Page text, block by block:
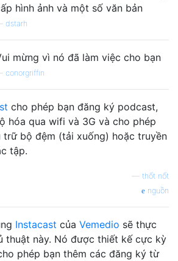
hình ảnh và một số văn bản
dstarh
mừng vì nó đã làm việc cho bạn
conorgriffin
cho phép bạn đăng ký podcast,
hóa qua wifi và 3G và cho phép
trữ bộ đệm (tải xuống) hoặc truyền
tập.
thốt nốt
nguồn
Instacast của Vemedio sẽ thực
thuật này. Nó được thiết kế cực kỳ
phép bạn thêm các đăng ký từ